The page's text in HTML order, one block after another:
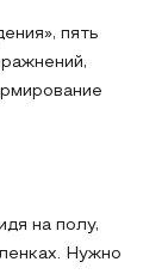
пять
на полу,
Нужно